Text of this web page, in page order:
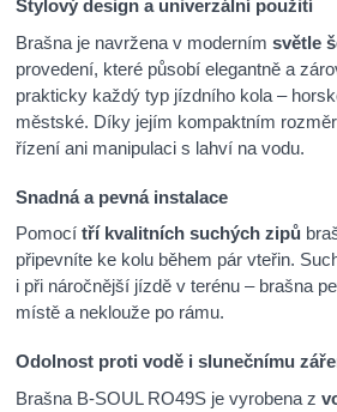
Stylový design a univerzální použití
Brašna je navržena v modernímsvětle
provedení, které působí elegantně a
prakticky každý typ jízdního kola –
městské. Díky jejím kompaktním
řízení ani manipulaci s lahví na vodu.
Snadná a pevná instalace
Pomocítří kvalitních suchých zipů
připevníte ke kolu během pár vteřin.
i při náročnější jízdě v terénu – brašna
místě a neklouže po rámu.
Odolnost proti vodě i slunečnímu
Brašna B-SOUL RO49S je vyrobena z